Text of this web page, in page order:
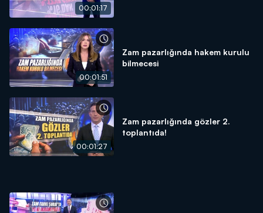
00:01:17
00:01:51
Zam pazarlığında hakem kurulu
bilmecesi
00:01:27
Zam pazarlığında gözler 2.
toplantıda!